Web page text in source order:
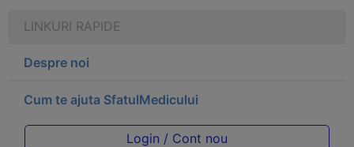
LINKURI RAPIDE
Despre noi
Cum te ajuta SfatulMedicului
Login / Cont nou